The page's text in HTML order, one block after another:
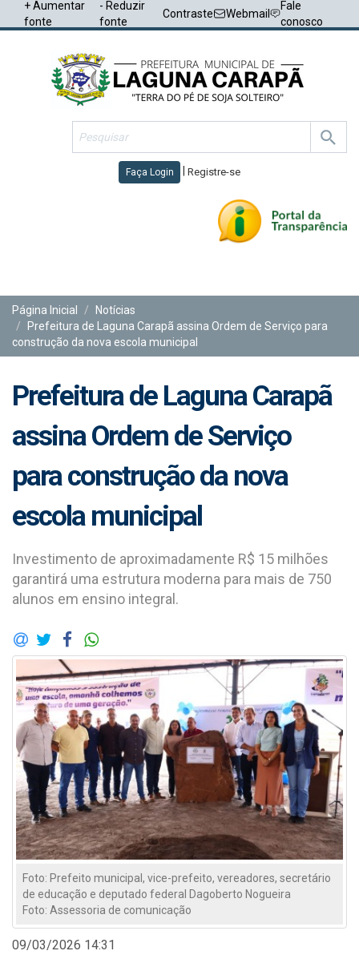
+ Aumentar
fonte
- Reduzir
fonte
Contraste Webmail
Fale
conosco
Faça Login Registre-se
Página Inicial
Notícias
Prefeitura de Laguna Carapã assina Ordem de Serviço para
construção da nova escola municipal
Prefeitura de Laguna Carapã
assina Ordem de Serviço
para construção da nova
escola municipal
Investimento de aproximadamente R$ 15 milhões
garantirá uma estrutura moderna para mais de 750
alunos em ensino integral.
Foto: Prefeito municipal, vice-prefeito, vereadores, secretário
de educação e deputado federal Dagoberto Nogueira
Foto: Assessoria de comunicação
09/03/2026 14:31